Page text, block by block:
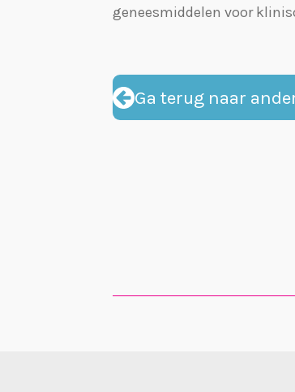
geneesmiddelen voor
Ga terug naar